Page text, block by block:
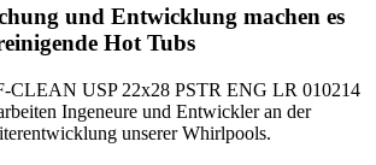
und Entwicklung machen es
Hot Tubs
Ingeneure und Entwickler an der
unserer Whirlpools.